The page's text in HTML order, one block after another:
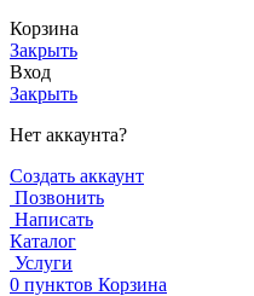
Корзина
Закрыть
Вход
Закрыть
Нет аккаунта?
Создать аккаунт
Позвонить
Написать
Каталог
Услуги
0 пунктов Корзина